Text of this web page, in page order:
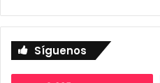
c
l
e
Síguenos